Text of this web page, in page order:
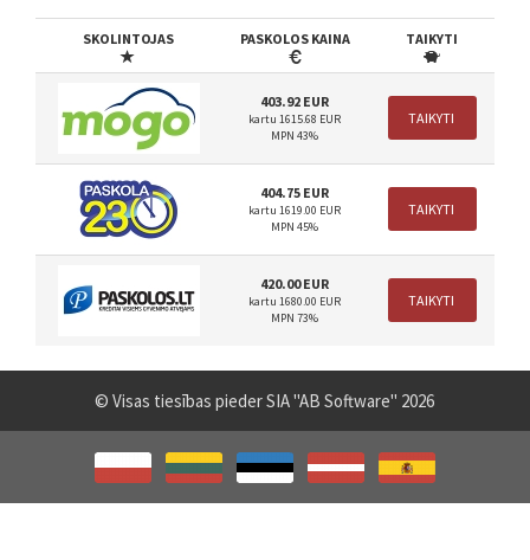
SKOLINTOJAS PASKOLOS KAINA TAIKYTI
403.92 EUR
kartu 1615.68 EUR
MPN 43%
TAIKYTI
404.75 EUR
kartu 1619.00 EUR
MPN 45%
TAIKYTI
420.00 EUR
kartu 1680.00 EUR
MPN 73%
TAIKYTI
© Visas tiesības pieder SIA "AB Software" 2026